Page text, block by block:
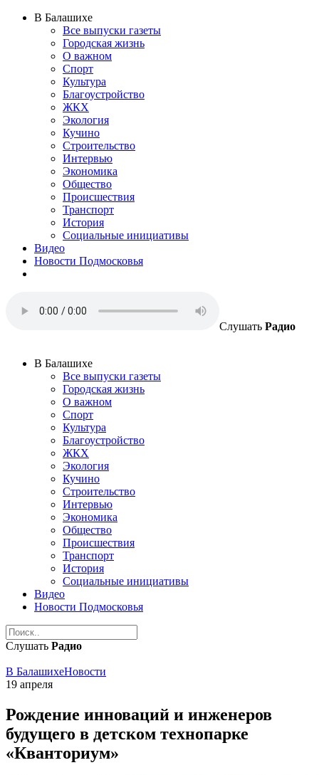
В Балашихе
Все выпуски газеты
Городская жизнь
О важном
Спорт
Культура
Благоустройство
ЖКХ
Экология
Кучино
Строительство
Интервью
Экономика
Общество
Происшествия
Транспорт
История
Социальные инициативы
Видео
Новости Подмосковья
Слушать Радио
В Балашихе
Все выпуски газеты
Городская жизнь
О важном
Спорт
Культура
Благоустройство
ЖКХ
Экология
Кучино
Строительство
Интервью
Экономика
Общество
Происшествия
Транспорт
История
Социальные инициативы
Видео
Новости Подмосковья
Слушать Радио
В БалашихеНовости
19 апреля
Рождение инноваций и инженеров
будущего в детском технопарке
«Кванториум»